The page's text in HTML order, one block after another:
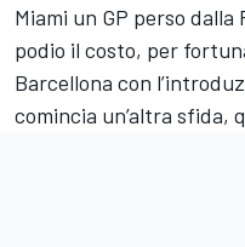
Miami un GP perso
podio il costo, per
Barcellona con
comincia un’altra sfida,